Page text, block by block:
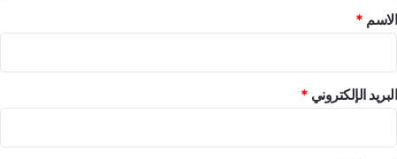
*
الاسم *
البريد الإلكتروني *